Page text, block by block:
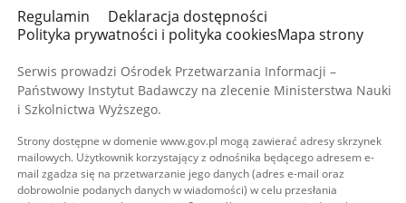
Regulamin
Deklaracja dostępności
Polityka prywatności i polityka cookiesMapa strony
Serwis prowadzi Ośrodek Przetwarzania Informacji –
Państwowy Instytut Badawczy na zlecenie Ministerstwa Nauki
i Szkolnictwa Wyższego.
Strony dostępne w domenie www.gov.pl mogą zawierać adresy skrzynek
mailowych. Użytkownik korzystający z odnośnika będącego adresem e-
mail zgadza się na przetwarzanie jego danych (adres e-mail oraz
dobrowolnie podanych danych w wiadomości) w celu przesłania